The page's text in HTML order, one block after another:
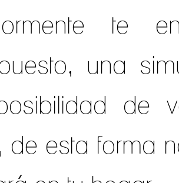
te
una
de
de esta forma